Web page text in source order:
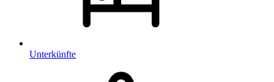
Unterkünfte